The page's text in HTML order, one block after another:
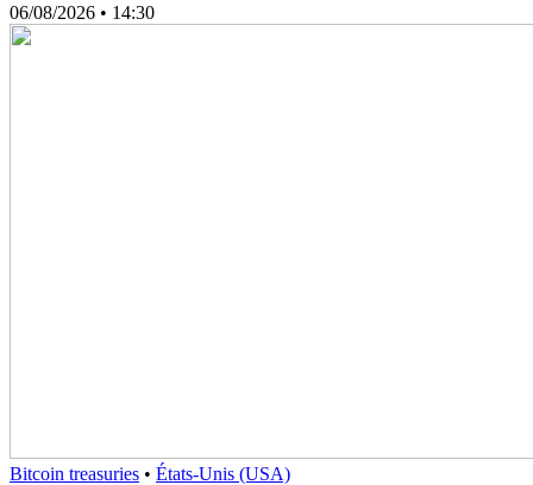
06/08/2026 • 14:30
Bitcoin treasuries • États-Unis (USA)